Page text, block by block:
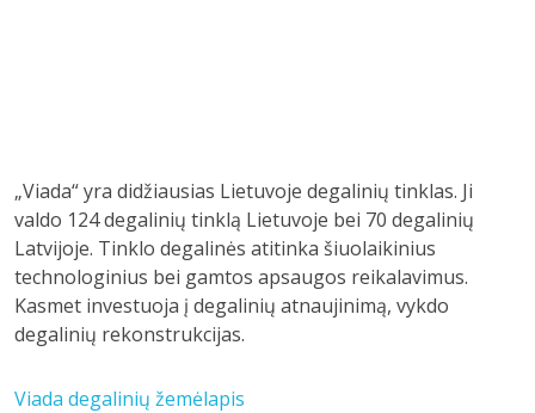
„Viada“ yra didžiausias Lietuvoje degalinių tinklas. Ji
valdo 124 degalinių tinklą Lietuvoje bei 70 degalinių
Latvijoje. Tinklo degalinės atitinka šiuolaikinius
technologinius bei gamtos apsaugos reikalavimus.
Kasmet investuoja į degalinių atnaujinimą, vykdo
degalinių rekonstrukcijas.
Viada degalinių žemėlapis